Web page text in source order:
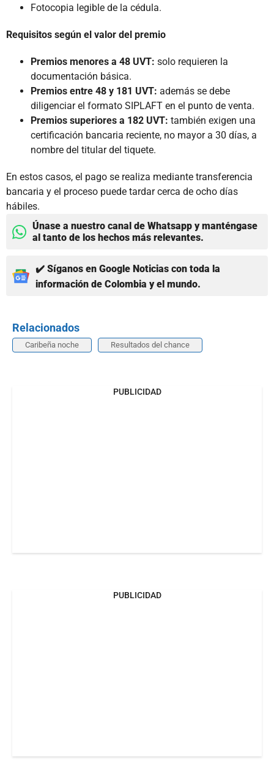
Fotocopia legible de la cédula.
Requisitos según el valor del premio
Premios menores a 48 UVT: solo requieren la
documentación básica.
Premios entre 48 y 181 UVT: además se debe
diligenciar el formato SIPLAFT en el punto de venta.
Premios superiores a 182 UVT: también exigen una
certificación bancaria reciente, no mayor a 30 días, a
nombre del titular del tiquete.
En estos casos, el pago se realiza mediante transferencia
bancaria y el proceso puede tardar cerca de ocho días
hábiles.
Únase a nuestro canal de Whatsapp y manténgase
al tanto de los hechos más relevantes.
✔️ Síganos en Google Noticias con toda la
información de Colombia y el mundo.
Relacionados
Caribeña noche Resultados del chance
PUBLICIDAD
PUBLICIDAD